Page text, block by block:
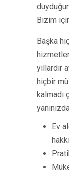
Bizim
Başka
yıllardır
hiçbir
kalmadı
Ev